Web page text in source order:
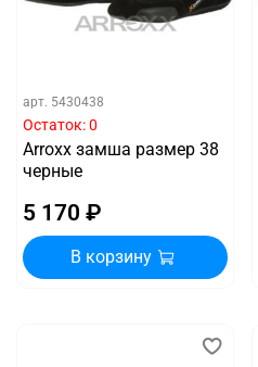
арт. 5430438
Остаток: 0
Arroxx замша размер 38
черные
5 170 ₽
В корзину